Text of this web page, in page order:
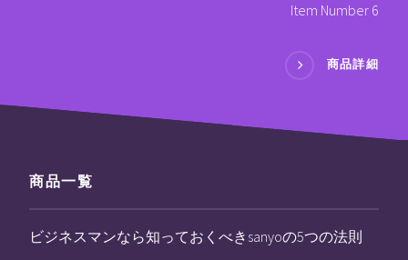
Item Number 6
商品詳細
商品一覧
ビジネスマンなら知っておくべきsanyoの5つの法則